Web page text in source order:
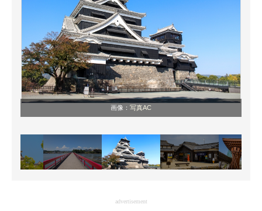
画像： 写真AC
advertisement